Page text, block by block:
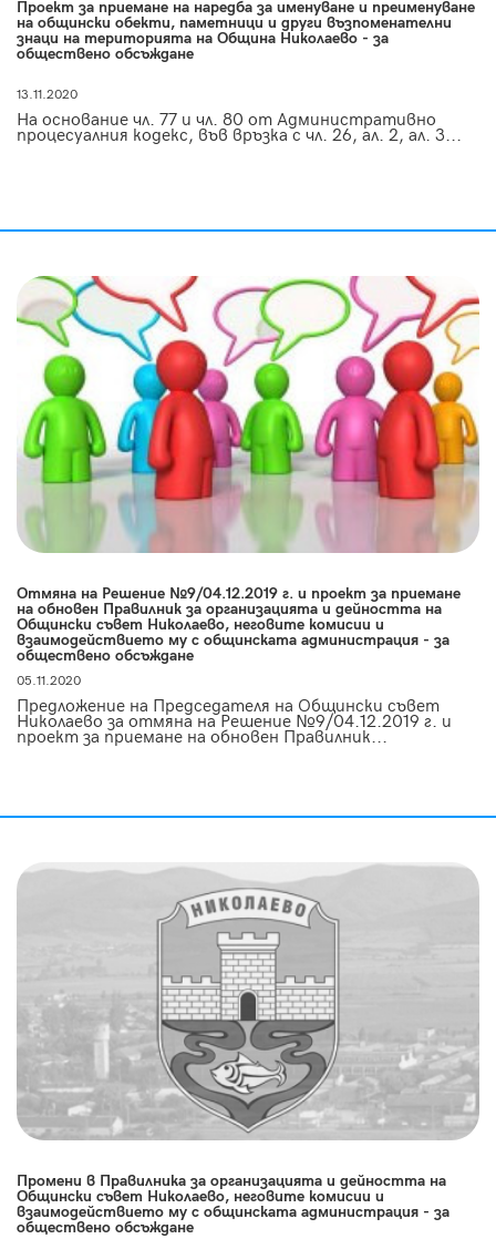
Проект за приемане на наредба за именуване и преименуване
на общински обекти, паметници и други възпоменателни
знаци на територията на Община Николаево - за
обществено обсъждане
13.11.2020
На основание чл. 77 и чл. 80 от Административно
процесуалния кодекс, във връзка с чл. 26, ал. 2, ал. 3...
Отмяна на Решение №9/04.12.2019 г. и проект за приемане
на обновен Правилник за организацията и дейността на
Общински съвет Николаево, неговите комисии и
взаимодействието му с общинската администрация - за
обществено обсъждане
05.11.2020
Предложение на Председателя на Общински съвет
Николаево за отмяна на Решение №9/04.12.2019 г. и
проект за приемане на обновен Правилник...
Промени в Правилника за организацията и дейността на
Общински съвет Николаево, неговите комисии и
взаимодействието му с общинската администрация - за
обществено обсъждане